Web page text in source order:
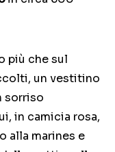
più che sul
un vestitino
sorriso
in camicia rosa,
alla marines e